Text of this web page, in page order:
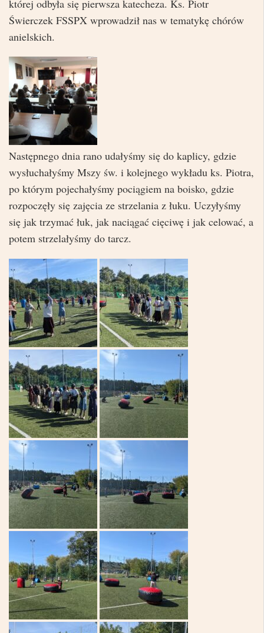
której odbyła się pierwsza katecheza. Ks. Piotr
Świerczek FSSPX wprowadził nas w tematykę chórów
anielskich.
Następnego dnia rano udałyśmy się do kaplicy, gdzie
wysłuchałyśmy Mszy św. i kolejnego wykładu ks. Piotra,
po którym pojechałyśmy pociągiem na boisko, gdzie
rozpoczęły się zajęcia ze strzelania z łuku. Uczyłyśmy
się jak trzymać łuk, jak naciągać cięciwę i jak celować, a
potem strzelałyśmy do tarcz.